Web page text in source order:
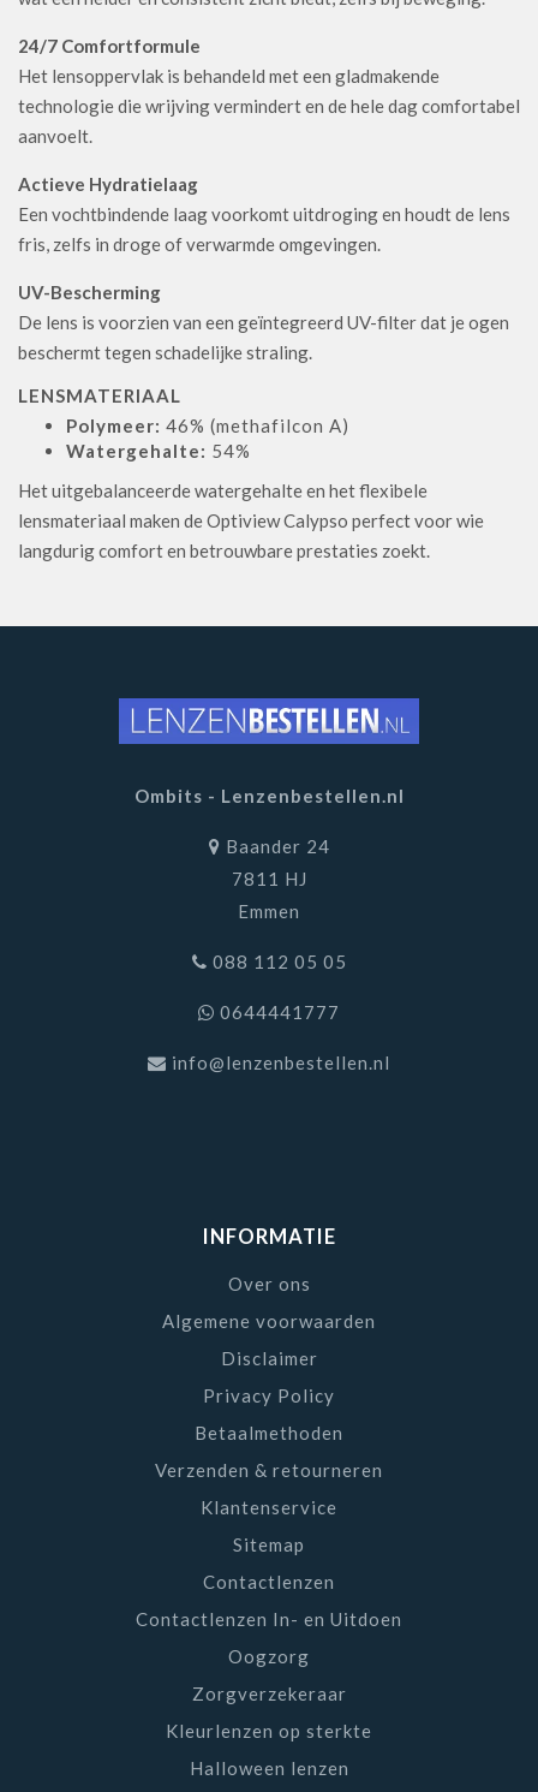
24/7 Comfortformule
Het lensoppervlak is behandeld met een gladmakende
technologie die wrijving vermindert en de hele dag comfortabel
aanvoelt.
Actieve Hydratielaag
Een vochtbindende laag voorkomt uitdroging en houdt de lens
fris, zelfs in droge of verwarmde omgevingen.
UV-Bescherming
De lens is voorzien van een geïntegreerd UV-filter dat je ogen
beschermt tegen schadelijke straling.
LENSMATERIAAL
Polymeer: 46% (methafilcon A)
Watergehalte: 54%
Het uitgebalanceerde watergehalte en het flexibele
lensmateriaal maken de Optiview Calypso perfect voor wie
langdurig comfort en betrouwbare prestaties zoekt.
Ombits - Lenzenbestellen.nl
Baander 24
7811 HJ
Emmen
088 112 05 05
0644441777
info@lenzenbestellen.nl
INFORMATIE
Over ons
Algemene voorwaarden
Disclaimer
Privacy Policy
Betaalmethoden
Verzenden & retourneren
Klantenservice
Sitemap
Contactlenzen
Contactlenzen In- en Uitdoen
Oogzorg
Zorgverzekeraar
Kleurlenzen op sterkte
Halloween lenzen